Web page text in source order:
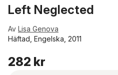
Left Neglected
Av Lisa Genova
Häftad, Engelska, 2011
282 kr